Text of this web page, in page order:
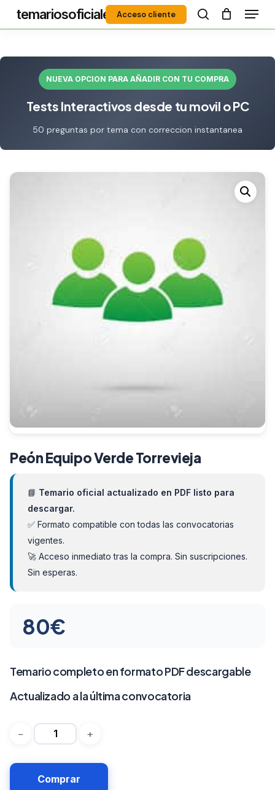
content
temariosoficiales
Acceso cliente
search
Menú
NUEVA OPCION PARA AÑADIR CON TU COMPRA
Tests Interactivos desde tu movil o PC
50 preguntas por tema con correccion instantanea
Peón Equipo Verde Torrevieja
📘 Temario oficial actualizado en PDF listo para
descargar.
✅ Formato compatible con todas las convocatorias
vigentes.
🚀 Acceso inmediato tras la compra. Sin suscripciones.
Sin esperas.
80€
Temario completo en formato PDF descargable
Actualizado a la última convocatoria
Comprar